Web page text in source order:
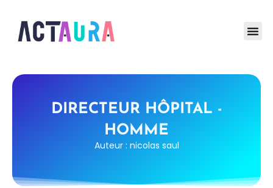
DIRECTEUR HÔPITAL -
HOMME
Auteur : nicolas saul